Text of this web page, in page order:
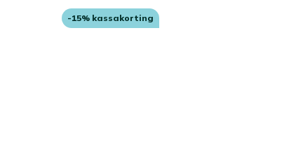
-15% kassakorting